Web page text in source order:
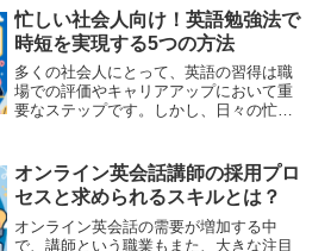
忙しい社会人向け！英語勉強法で
時短を実現する5つの方法
多くの社会人にとって、英語の習得は職
場での評価やキャリアアップにおいて重
要なステップです。しかし、日々の忙し
この記事では、忙しい社会人が短時間で
英語力を向上させるための...
オンライン英会話講師の採用プロ
セスと求められるスキルとは？
オンライン英会話の需要が増加する中
で、講師という職業もまた、大きな注目